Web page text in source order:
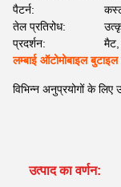
पैटर्न:
तेल प्रतिरोध:
प्रदर्शन:
मैट,
लम्बाई ऑटोमोबाइल
विभिन्न अनुप्रयोगों के लिए
उत्पाद का वर्णन: